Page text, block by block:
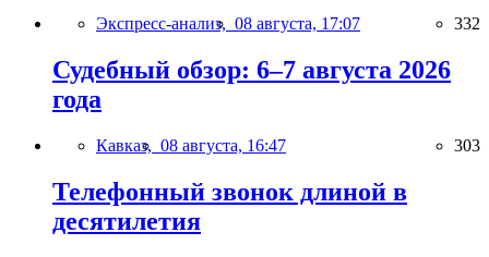
Экспресс-анализ, 08 августа, 17:07 332
Судебный обзор: 6–7 августа 2026
года
Кавказ, 08 августа, 16:47 303
Телефонный звонок длиной в
десятилетия